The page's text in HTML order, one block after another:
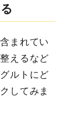
まれてい
えるなど
ルトにど
してみま